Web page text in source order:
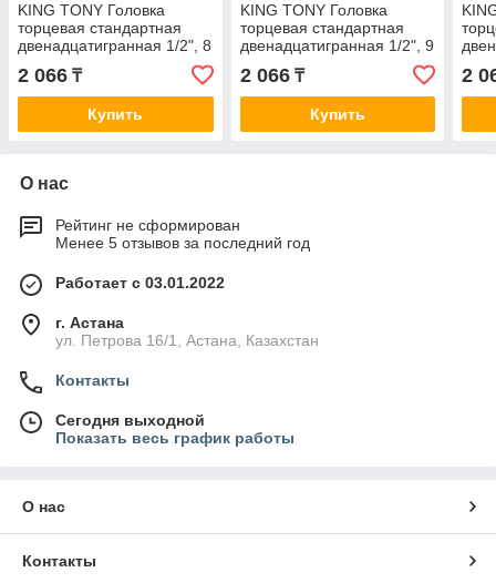
KING TONY Головка
торцевая стандартная
двенадцатигранная 1/2", 8
мм KING TONY 433008M
2 066 ₸
Купить
KING TONY Головка
торцевая стандартная
двенадцатигранная 1/2", 9
мм KING TONY 433009M
2 066₸
Купить
2
О нас
Рейтинг не сформирован
Менее 5 отзывов за последний год
Работает с 03.01.2022
г. Астана
ул. Петрова 16/1, Астана, Казахстан
Контакты
Сегодня выходной
Показать весь график работы
О нас
Контакты